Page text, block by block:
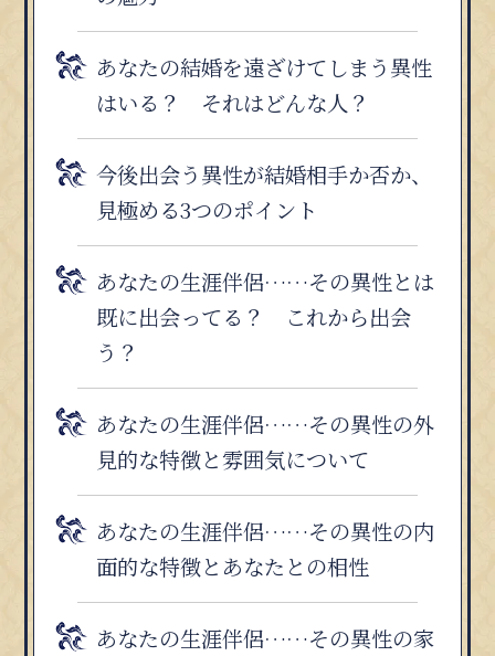
あなたの結婚を遠ざけてしまう異性
はいる？ それはどんな人？
今後出会う異性が結婚相手か否か、
見極める3つのポイント
あなたの生涯伴侶……その異性とは
既に出会ってる？ これから出会
う？
あなたの生涯伴侶……その異性の外
見的な特徴と雰囲気について
あなたの生涯伴侶……その異性の内
面的な特徴とあなたとの相性
あなたの生涯伴侶……その異性の家